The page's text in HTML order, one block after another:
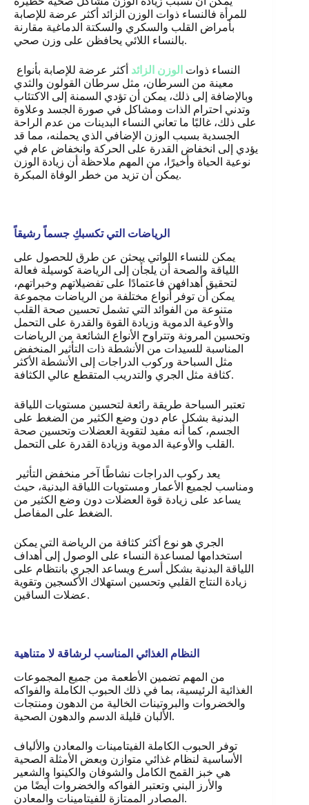
للمرأة فالنساء ذوات الوزن الزائد أكثر عرضة للإصابة
بأمراض القلب والسكري والسكتة الدماغية مقارنة
بالنساء اللائي يحافظن على وزن صحي.
النساء ذوات الوزن الزائد أكثر عرضة للإصابة بأنواع
معينة من السرطان، مثل سرطان القولون والثدي
وبالإضافة إلى ذلك، يمكن أن تؤدي السمنة إلى الاكتئاب
وتدني احترام الذات ومشاكل في صورة الجسد وعلاوة
على ذلك، غالبًا ما تعاني النساء البدينات من عدم الراحة
الجسدية بسبب الوزن الإضافي الذي يحملنه، مما قد
يؤدي إلى انخفاض القدرة على الحركة وانخفاض عام في
نوعية الحياة وأخيرًا، من المهم ملاحظة أن زيادة الوزن
يمكن أن تزيد من خطر الوفاة المبكرة.
الرياضات التي تكسبكِ جسماً رشيقاً
يمكن للنساء اللواتي يبحثن عن طرق للحصول على
اللياقة والصحة أن يلجأن إلى الرياضة كوسيلة فعالة
لتحقيق أهدافهن فاعتمادًا على تفضيلاتهم وخبراتهم،
يمكن أن توفر أنواع مختلفة من الرياضات مجموعة
متنوعة من الفوائد التي تشمل تحسين صحة القلب
والأوعية الدموية وزيادة القوة والقدرة على التحمل
وتحسين المرونة وتتراوح الأنواع الشائعة من الرياضات
المناسبة للسيدات من الأنشطة ذات التأثير المنخفض
مثل السباحة وركوب الدراجات إلى الأنشطة الأكثر
كثافة مثل الجري والتدريب المتقطع عالي الكثافة.
تعتبر السباحة طريقة رائعة لتحسين مستويات اللياقة
البدنية بشكل عام دون وضع الكثير من الضغط على
الجسم، كما أنه مفيد لتقوية العضلات وتحسين صحة
القلب والأوعية الدموية وزيادة القدرة على التحمل.
ومناسب لجميع الأعمار ومستويات اللياقة البدنية، حيث
يساعد على زيادة قوة العضلات دون وضع الكثير من
الضغط على المفاصل.
الجري هو نوع أكثر كثافة من الرياضة التي يمكن
استخدامها لمساعدة النساء على الوصول إلى أهداف
اللياقة البدنية بشكل أسرع ويساعد الجري بانتظام على
زيادة النتاج القلبي وتحسين استهلاك الأكسجين وتقوية
عضلات الساقين.
النظام الغذائي المناسب لرشاقة لا متناهية
من المهم تضمين الأطعمة من جميع المجموعات
الغذائية الرئيسية، بما في ذلك الحبوب الكاملة والفواكه
والخضروات والبروتينات الخالية من الدهون ومنتجات
الألبان قليلة الدسم والدهون الصحية.
توفر الحبوب الكاملة الفيتامينات والمعادن والألياف
الأساسية لنظام غذائي متوازن وبعض الأمثلة الصحية
هي خبز القمح الكامل والشوفان والكينوا والشعير
والأرز البني وتعتبر الفواكه والخضروات أيضًا من
المصادر الممتازة للفيتامينات والمعادن.